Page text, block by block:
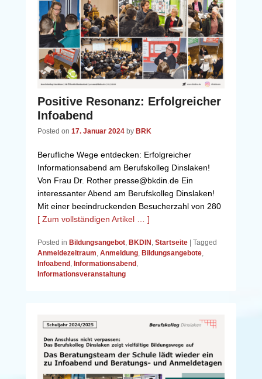
Positive Resonanz: Erfolgreicher
Infoabend
Posted on 17. Januar 2024 by BRK
Berufliche Wege entdecken: Erfolgreicher
Informationsabend am Berufskolleg Dinslaken!
Von Frau Dr. Rother presse@bkdin.de Ein
interessanter Abend am Berufskolleg Dinslaken!
Mit einer beeindruckenden Besucherzahl von 280
[ Zum vollständigen Artikel … ]
Posted in Bildungsangebot, BKDIN , Startseite
Tagged
Anmeldezeitraum, Anmeldung, Bildungsangebote,
Infoabend , Informationsabend ,
Informationsveranstaltung